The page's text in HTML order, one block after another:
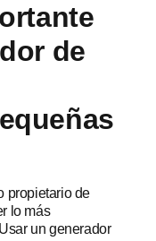
de
propietario de
lo más
un generador